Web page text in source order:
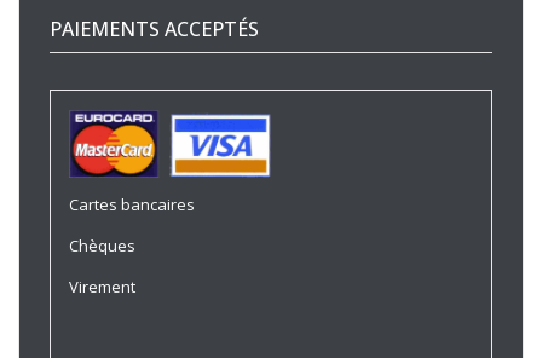
PAIEMENTS ACCEPTÉS
Cartes bancaires
Chèques
Virement